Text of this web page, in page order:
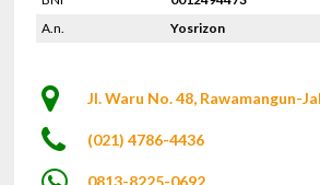
A.n.
Yosrizon
Jl. Waru No. 48, Rawamangun-
(021) 4786-4436